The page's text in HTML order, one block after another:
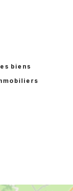
biens